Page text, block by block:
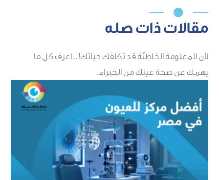

مقالات ذات صله
لأن المعلومة الخاطئة قد تكلفك حياتك! .. اعرف كل ما
يهمك عن صحة عينك من الخبراء.